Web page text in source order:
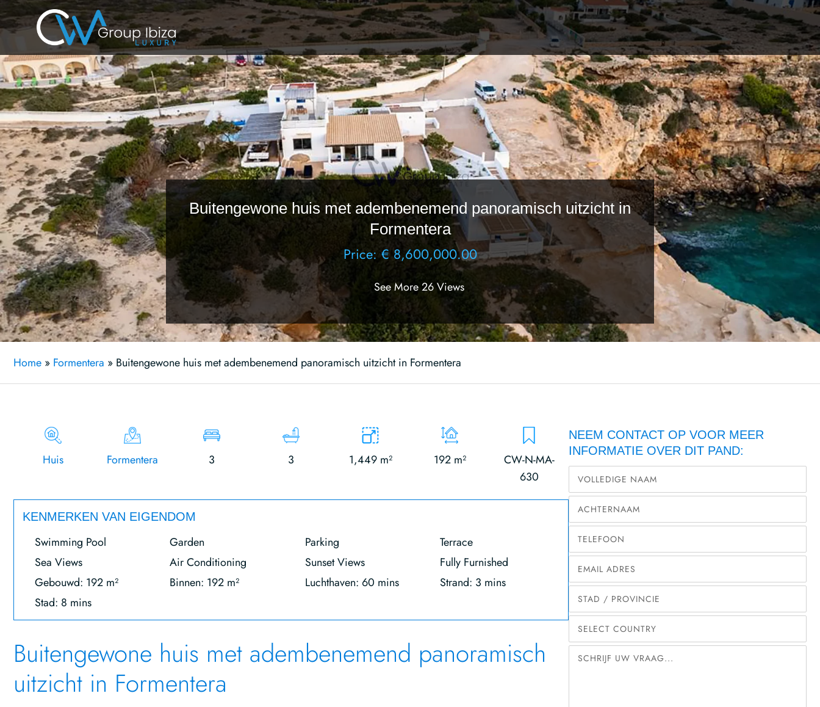
Buitengewone huis met adembenemend panoramisch uitzicht in
Formentera
Price: € 8,600,000.00
See More 26 Views
Home » Formentera » Buitengewone huis met adembenemend panoramisch uitzicht in Formentera
Huis Formentera 3 3 1,449 m² 192 m²
CW-N-MA-
630
KENMERKEN VAN EIGENDOM
Swimming Pool Garden Parking
Terrace
Sea Views
Air Conditioning Sunset Views
Fully Furnished
Gebouwd: 192 m²
Binnen: 192 m² Luchthaven: 60 mins
Strand: 3 mins
Stad: 8 mins
Buitengewone huis met adembenemend panoramisch
uitzicht in Formentera
NEEM CONTACT OP VOOR MEER
INFORMATIE OVER DIT PAND: